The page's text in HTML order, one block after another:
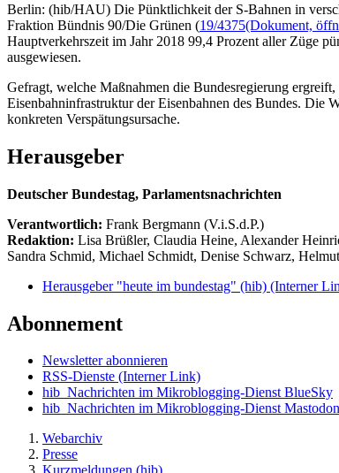
Berlin: (hib/HAU) Die Pünktlichkeit der S-Bahnen in
Fraktion Bündnis 90/Die Grünen (19/4375(Dokument,
Hauptverkehrszeit im Jahr 2018 99,4 Prozent aller Züge
ausgewiesen.
Gefragt, welche Maßnahmen die Bundesregierung
Eisenbahninfrastruktur der Eisenbahnen des Bundes. Die
konkreten Verspätungsursache.
Herausgeber
Deutscher Bundestag, Parlamentsnachrichten
Verantwortlich: Frank Bergmann (V.i.S.d.P.)
Redaktion: Lisa Brüßler, Claudia Heine, Alexander
Sandra Schmid, Michael Schmidt, Denise Schwarz,
Herausgeber "heute im bundestag" (hib) (Interner
Abonnement
Newsletter abonnieren
RSS-Dienste (Interner Link)
hib_Nachrichten im Mikroblogging-Dienst BlueSky
hib_Nachrichten im Mikroblogging-Dienst Mastodon
Webarchiv
Presse